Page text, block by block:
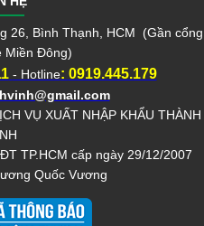
26, Bình Thạnh, HCM (Gần cổng
Miền Đông)
- Hotline: 0919.445.179
VỤ XUẤT NHẬP KHẨU THÀNH
TP.HCM cấp ngày 29/12/2007
Quốc Vương